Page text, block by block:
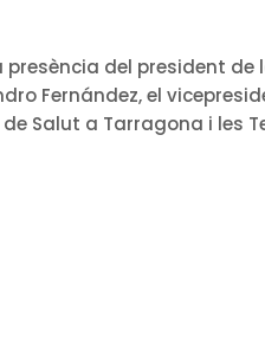
del president de
Fernández, el
Salut a Tarragona i les